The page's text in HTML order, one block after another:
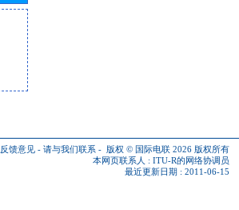
反馈意见 - 请与我们联系 - 版权 © 国际电联 2026 版权所有
本网页联系人 : ITU-R的网络协调员
最近更新日期 : 2011-06-15